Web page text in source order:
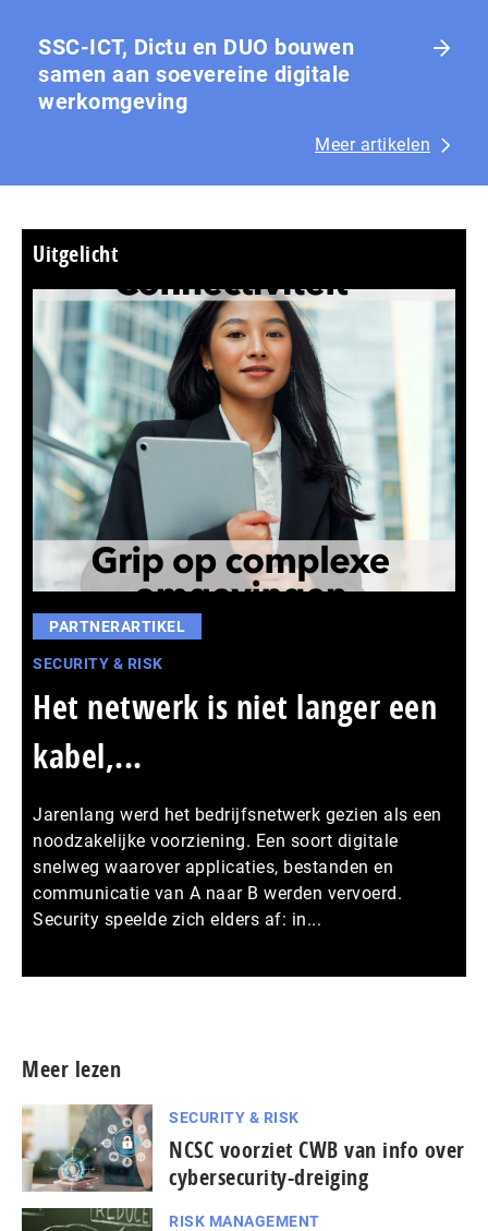
SSC-ICT, Dictu en DUO bouwen
samen aan soevereine digitale
werkomgeving
Meer artikelen
Uitgelicht
PARTNERARTIKEL
SECURITY & RISK
Het netwerk is niet langer een
kabel,...
Jarenlang werd het bedrijfsnetwerk gezien als een
noodzakelijke voorziening. Een soort digitale
snelweg waarover applicaties, bestanden en
communicatie van A naar B werden vervoerd.
Security speelde zich elders af: in...
Meer lezen
SECURITY & RISK
NCSC voorziet CWB van info over
cybersecurity-dreiging
RISK MANAGEMENT